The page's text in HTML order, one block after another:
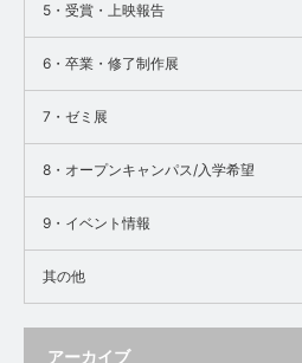
5・受賞・上映報告
6・卒業・修了制作展
7・ゼミ展
8・オープンキャンパス/入学希望
9・イベント情報
其の他
アーカイブ